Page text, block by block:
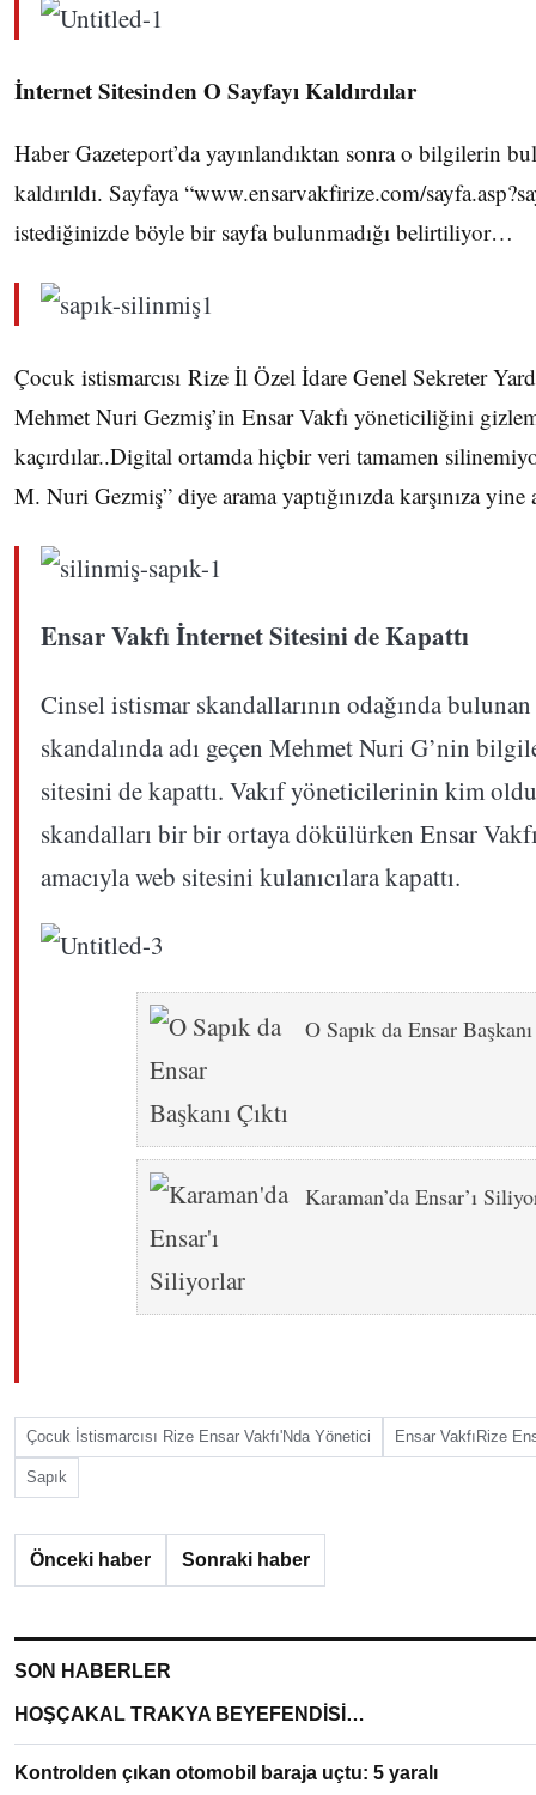
İnternet Sitesinden O Sayfayı Kaldırdılar
Haber Gazeteport’da yayınlandıktan sonra o bilgilerin
kaldırıldı. Sayfaya “www.ensarvakfirize.com/
istediğinizde böyle bir sayfa bulunmadığı belirtiliyor…
Çocuk istismarcısı Rize İl Özel İdare Genel Sekreter
Mehmet Nuri Gezmiş’in Ensar Vakfı yöneticiliğini
kaçırdılar..Digital ortamda hiçbir veri tamamen
M. Nuri Gezmiş” diye arama yaptığınızda karşınıza
Ensar Vakfı İnternet Sitesini de Kapattı
Cinsel istismar skandallarının odağında
skandalında adı geçen Mehmet Nuri G’nin
sitesini de kapattı. Vakıf yöneticilerinin kim
skandalları bir bir ortaya dökülürken Ensar
amacıyla web sitesini kulanıcılara kapattı.
O Sapık da Ensar Başkanı
Karaman’da Ensar’ı
Çocuk İstismarcısı Rize Ensar Vakfı'Nda Yönetici Ensar VakfıRize
Sapık
Önceki haber Sonraki haber
SON HABERLER
HOŞÇAKAL TRAKYA BEYEFENDİSİ…
Kontrolden çıkan otomobil baraja uçtu: 5 yaralı